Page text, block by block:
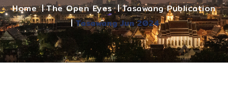
Home The Open Eyes
Tasawang Publication
Tasawang Jun 2024